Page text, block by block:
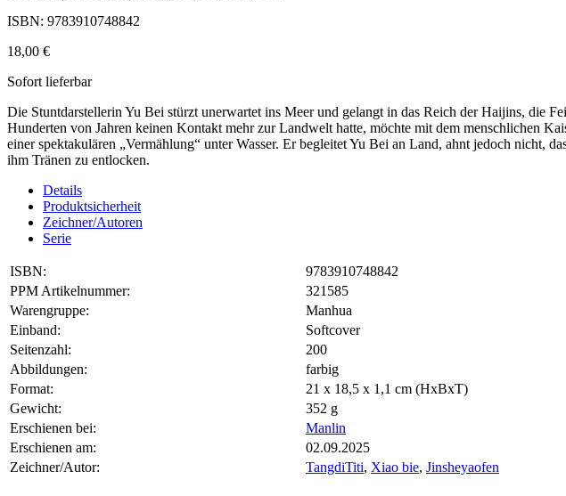
ISBN: 9783910748842
18,00 €
Sofort lieferbar
Die Stuntdarstellerin Yu Bei stürzt unerwartet ins Meer und gelangt in das Reich der Haijins, die
Hunderten von Jahren keinen Kontakt mehr zur Landwelt hatte, möchte mit dem menschlichen
einer spektakulären „Vermählung“ unter Wasser. Er begleitet Yu Bei an Land, ahnt jedoch nicht,
ihm Tränen zu entlocken.
Details
Produktsicherheit
Zeichner/Autoren
Serie
ISBN:
9783910748842
PPM Artikelnummer:
321585
Warengruppe:
Manhua
Einband:
Softcover
Seitenzahl:
200
Abbildungen:
farbig
Format:
21 x 18,5 x 1,1 cm (HxBxT)
Gewicht:
352 g
Erschienen bei:
Manlin
Erschienen am:
02.09.2025
Zeichner/Autor:
TangdiTiti, Xiao bie, Jinsheyaofen